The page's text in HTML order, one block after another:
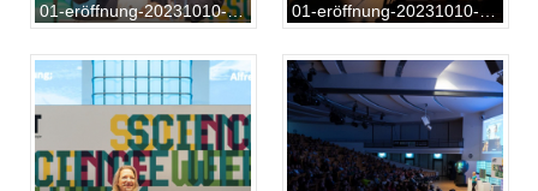
01-eröffnung-20231010-AB-01-093 01-eröffnung-20231010-AB-01-096